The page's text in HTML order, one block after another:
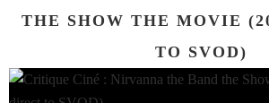
THE SHOW THE MOVIE
TO SVOD)